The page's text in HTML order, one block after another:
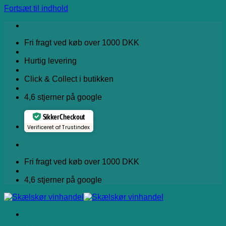
Fortsæt til indhold
Fri fragt ved køb over 1000 DKK
Hurtig levering
Click & Collect i butikken
4,6 stjerner på google
Sikker Checkout
Verificeret af Trustindex
Fri fragt ved køb over 1000 DKK
4,6 stjerner på google